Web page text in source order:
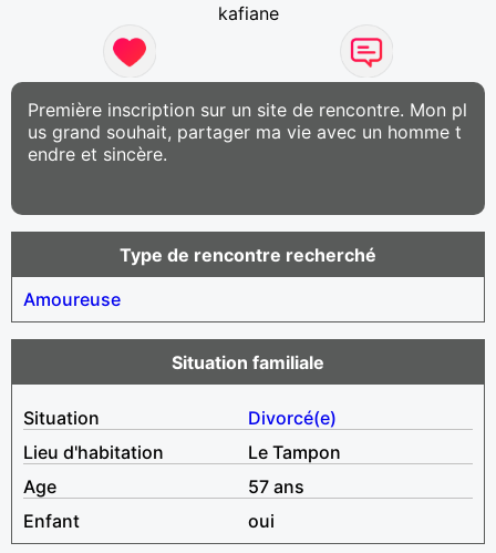
kafiane
Première inscription sur un site de rencontre. Mon pl
us grand souhait, partager ma vie avec un homme t
endre et sincère.
Type de rencontre recherché
Amoureuse
Situation familiale
Situation
Divorcé(e)
Lieu d'habitation
Le Tampon
Age
57 ans
Enfant
oui